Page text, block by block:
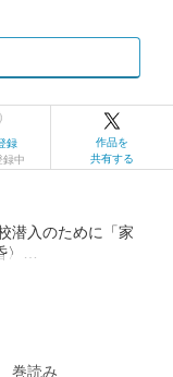
録
録中
作品を
共有する
潜入のために「家
〉…
巻読み